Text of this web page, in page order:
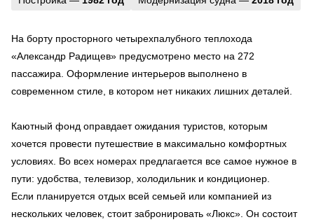
На борту просторного четырехпалубного теплохода
«Александр Радищев» предусмотрено место на 272
пассажира. Оформление интерьеров выполнено в
современном стиле, в котором нет никаких лишних деталей.
Каютный фонд оправдает ожидания туристов, которым
хочется провести путешествие в максимально комфортных
условиях. Во всех номерах предлагается все самое нужное в
пути: удобства, телевизор, холодильник и кондиционер.
Если планируется отдых всей семьей или компанией из
нескольких человек, стоит забронировать «Люкс». Он состоит